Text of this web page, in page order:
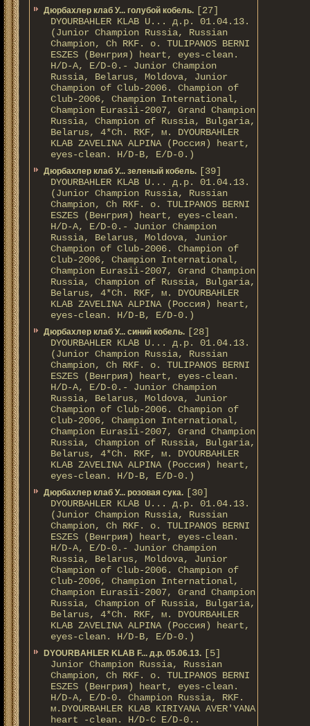
Дюрбахлер клаб У... голубой кобель. [27]
DYOURBAHLER KLAB U... д.р. 01.04.13.
(Junior Champion Russia, Russian
Champion, Ch RKF. о. TULIPANOS BERNI
ESZES (Венгрия) heart, eyes-clean.
H/D-A, E/D-0.- Junior Champion
Russia, Belarus, Moldova, Junior
Champion of Club-2006. Champion of
Club-2006, Champion International,
Champion Eurasii-2007, Grand Champion
Russia, Champion of Russia, Bulgaria,
Belarus, 4*Ch. RKF, м. DYOURBAHLER
KLAB ZAVELINA ALPINA (Россия) heart,
eyes-clean. H/D-В, E/D-0.)
Дюрбахлер клаб У... зеленый кобель. [39]
DYOURBAHLER KLAB U... д.р. 01.04.13.
(Junior Champion Russia, Russian
Champion, Ch RKF. о. TULIPANOS BERNI
ESZES (Венгрия) heart, eyes-clean.
H/D-A, E/D-0.- Junior Champion
Russia, Belarus, Moldova, Junior
Champion of Club-2006. Champion of
Club-2006, Champion International,
Champion Eurasii-2007, Grand Champion
Russia, Champion of Russia, Bulgaria,
Belarus, 4*Ch. RKF, м. DYOURBAHLER
KLAB ZAVELINA ALPINA (Россия) heart,
eyes-clean. H/D-В, E/D-0.)
Дюрбахлер клаб У... синий кобель. [28]
DYOURBAHLER KLAB U... д.р. 01.04.13.
(Junior Champion Russia, Russian
Champion, Ch RKF. о. TULIPANOS BERNI
ESZES (Венгрия) heart, eyes-clean.
H/D-A, E/D-0.- Junior Champion
Russia, Belarus, Moldova, Junior
Champion of Club-2006. Champion of
Club-2006, Champion International,
Champion Eurasii-2007, Grand Champion
Russia, Champion of Russia, Bulgaria,
Belarus, 4*Ch. RKF, м. DYOURBAHLER
KLAB ZAVELINA ALPINA (Россия) heart,
eyes-clean. H/D-В, E/D-0.)
Дюрбахлер клаб У... розовая сука. [30]
DYOURBAHLER KLAB U... д.р. 01.04.13.
(Junior Champion Russia, Russian
Champion, Ch RKF. о. TULIPANOS BERNI
ESZES (Венгрия) heart, eyes-clean.
H/D-A, E/D-0.- Junior Champion
Russia, Belarus, Moldova, Junior
Champion of Club-2006. Champion of
Club-2006, Champion International,
Champion Eurasii-2007, Grand Champion
Russia, Champion of Russia, Bulgaria,
Belarus, 4*Ch. RKF, м. DYOURBAHLER
KLAB ZAVELINA ALPINA (Россия) heart,
eyes-clean. H/D-В, E/D-0.)
DYOURBAHLER KLAB F... д.р. 05.06.13. [5]
Junior Champion Russia, Russian
Champion, Ch RKF. о. TULIPANOS BERNI
ESZES (Венгрия) heart, eyes-clean.
H/D-A, E/D-0. Champion Russia, RKF.
м.DYOURBAHLER KLAB KIRIYANA AVER'YANA
heart -clean. H/D-С E/D-0..